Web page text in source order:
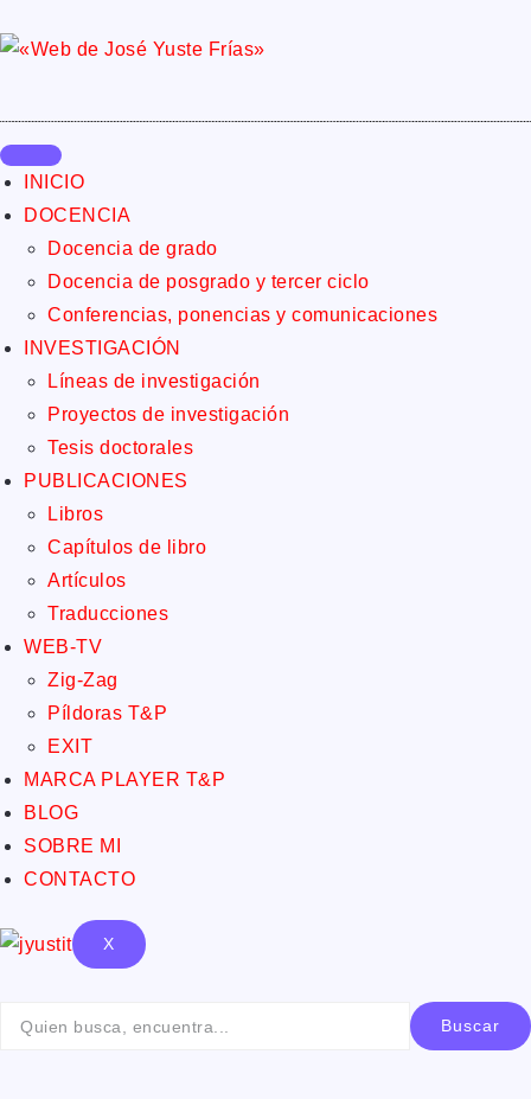
INICIO
DOCENCIA
Docencia de grado
Docencia de posgrado y tercer ciclo
Conferencias, ponencias y comunicaciones
INVESTIGACIÓN
Líneas de investigación
Proyectos de investigación
Tesis doctorales
PUBLICACIONES
Libros
Capítulos de libro
Artículos
Traducciones
WEB-TV
Zig-Zag
Píldoras T&P
EXIT
MARCA PLAYER T&P
BLOG
SOBRE MI
CONTACTO
X
Buscar